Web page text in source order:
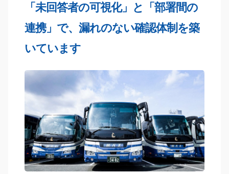
「未回答者の可視化」と「部署間の
連携」で、漏れのない確認体制を築
いています